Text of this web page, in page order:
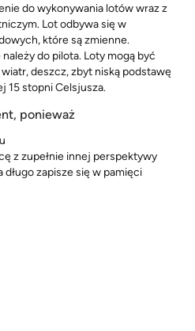
do wykonywania lotów wraz z
Lot odbywa się w
które są zmienne.
do pilota. Loty mogą być
deszcz, zbyt niską podstawę
15 stopni Celsjusza.
ponieważ
z zupełnie innej perspektywy
zapisze się w pamięci